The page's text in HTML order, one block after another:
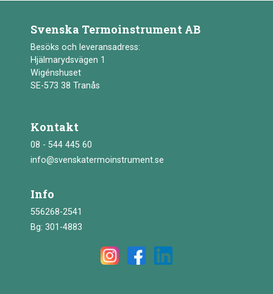
Svenska Termoinstrument AB
Besöks och leveransadress:
Hjälmarydsvägen 1
Wigénshuset
SE-573 38 Tranås
Kontakt
08 - 544 445 60
info@svenskatermoinstrument.se
Info
556268-2541
Bg: 301-4883